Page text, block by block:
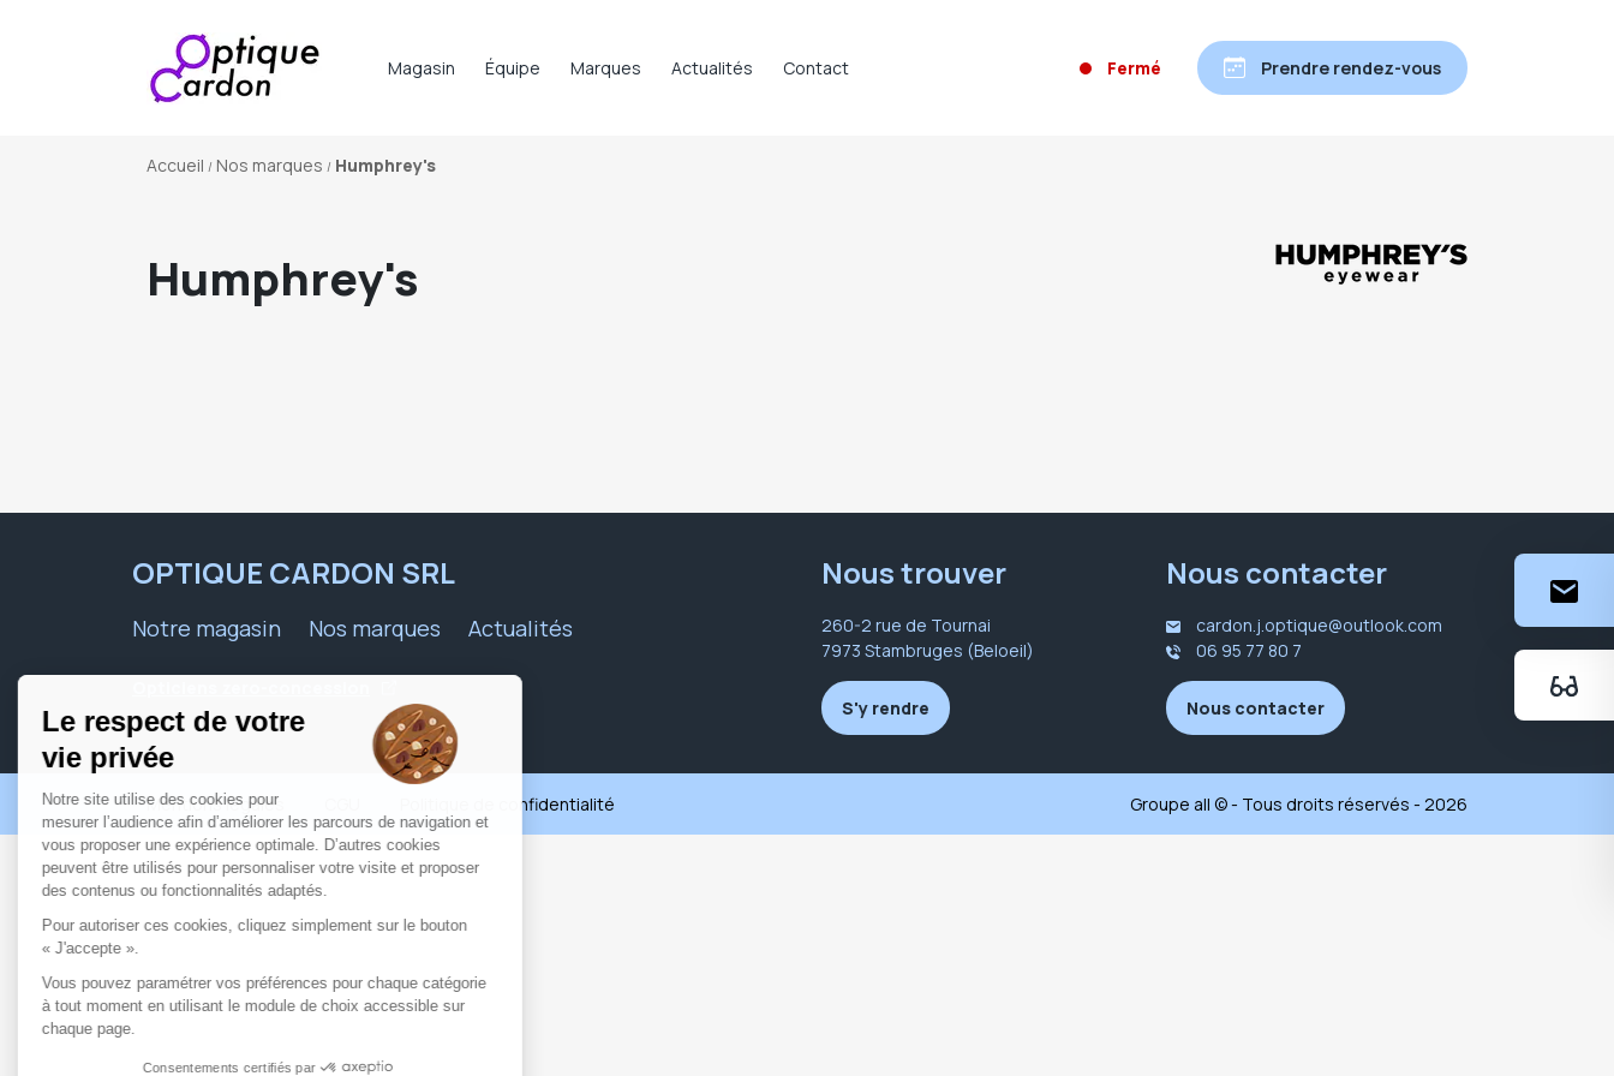
Magasin Équipe Marques Actualités Contact Fermé Prendre rendez-vous
Accueil Nos marques Humphrey's
Humphrey's
OPTIQUE CARDON SRL
Notre magasin Nos marques Actualités
Nous trouver
260-2 rue de Tournai
7973 Stambruges (Beloeil)
S'y rendre
Nous contacter
cardon.j.optique@outlook.com
06 95 77 80 7
Nous contacter
Mentions légales Politique de confidentialité Groupe all © - Tous droits réservés - 2026